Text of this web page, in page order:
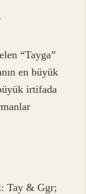
“Tayga”
en büyük
irtifada
Tay & Ggr;